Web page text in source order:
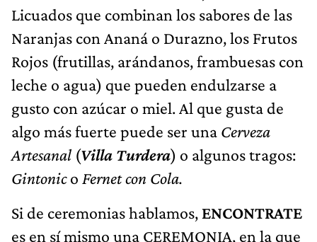
Licuados que combinan los sabores de las
Naranjas con Ananá o Durazno, los Frutos
Rojos (frutillas, arándanos, frambuesas con
leche o agua) que pueden endulzarse a
gusto con azúcar o miel. Al que gusta de
algo más fuerte puede ser una Cerveza
Artesanal (Villa Turdera) o algunos tragos:
Gintonico Fernet con Cola.
Si de ceremonias hablamos, ENCONTRATE
es en sí mismo una CEREMONIA, en la que